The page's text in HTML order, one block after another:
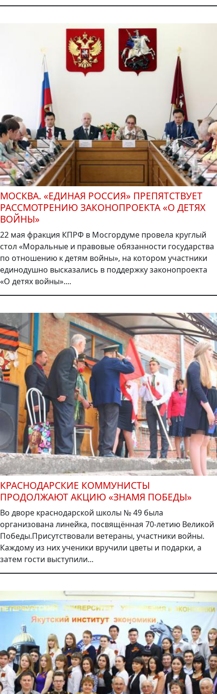
МОСКВА. «ЕДИНАЯ РОССИЯ» ПРЕПЯТСТВУЕТ
РАССМОТРЕНИЮ ЗАКОНОПРОЕКТА «О ДЕТЯХ
ВОЙНЫ»
22 мая фракция КПРФ в Мосгордуме провела круглый
стол «Моральные и правовые обязанности государства
по отношению к детям войны», на котором участники
единодушно высказались в поддержку законопроекта
«О детях войны»....
КРАСНОДАРСКИЕ КОММУНИСТЫ
ПРОДОЛЖАЮТ АКЦИЮ «ЗНАМЯ ПОБЕДЫ»
Во дворе краснодарской школы № 49 была
организована линейка, посвящённая 70-летию Великой
Победы.Присутствовали ветераны, участники войны.
Каждому из них ученики вручили цветы и подарки, а
затем гости выступили...